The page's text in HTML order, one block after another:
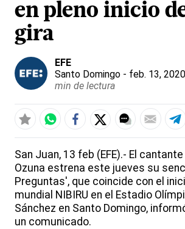
en pleno inicio
gira
EFE
Santo Domingo - feb. 13,
min de lectura
San Juan, 13 feb (EFE).- El
Ozuna estrena este jueves su
Preguntas', que coincide con el
mundial NIBIRU en el Estadio
Sánchez en Santo Domingo,
un comunicado.